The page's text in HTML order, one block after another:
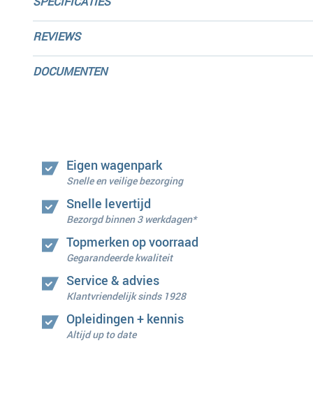
REVIEWS
DOCUMENTEN
Eigen wagenpark
Snelle en veilige bezorging
Snelle levertijd
Bezorgd binnen 3 werkdagen*
Topmerken op voorraad
Gegarandeerde kwaliteit
Service & advies
Klantvriendelijk sinds 1928
Opleidingen + kennis
Altijd up to date